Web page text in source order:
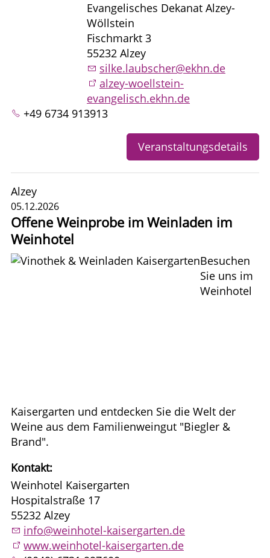
Evangelisches Dekanat Alzey-
Wöllstein
Fischmarkt 3
55232 Alzey
silke.laubscher@ekhn.de
alzey-woellstein-
evangelisch.ekhn.de
+49 6734 913913
Veranstaltungsdetails
Alzey
05.12.2026
Offene Weinprobe im Weinladen im
Weinhotel
Besuchen
Sie uns im
Weinhotel
Kaisergarten und entdecken Sie die Welt der
Weine aus dem Familienweingut "Biegler &
Brand".
Kontakt:
Weinhotel Kaisergarten
Hospitalstraße 17
55232 Alzey
info@weinhotel-kaisergarten.de
www.weinhotel-kaisergarten.de